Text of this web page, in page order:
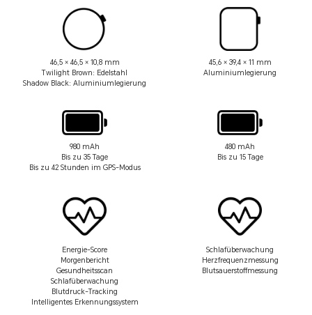
46,5 × 46,5 × 10,8 mm
Twilight Brown: Edelstahl
Shadow Black: Aluminiumlegierung
45,6 × 39,4 × 11 mm
Aluminiumlegierung
980 mAh
Bis zu 35 Tage
Bis zu 42 Stunden im GPS-Modus
480 mAh
Bis zu 15 Tage
Energie-Score
Morgenbericht
Gesundheitsscan
Schlafüberwachung
Blutdruck-Tracking
Intelligentes Erkennungssystem
Schlafüberwachung
Herzfrequenzmessung
Blutsauerstoffmessung